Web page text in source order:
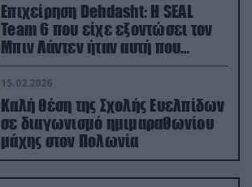
Επιχείρηση Dehdasht: Η SEAL
Team 6 που είχε εξοντώσει τον
Μπιν Λάντεν ήταν αυτή που
διέσωσε τον πιλότο του F-15
15.02.2026
Καλή θέση της Σχολής Ευελπίδων
σε διαγωνισμό ημιμαραθωνίου
μάχης στον Πολωνία